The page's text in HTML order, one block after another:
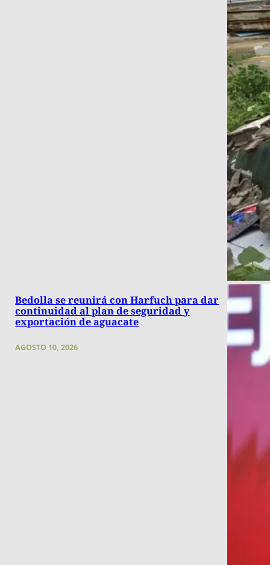
Bedolla se reunirá con Harfuch para dar
continuidad al plan de seguridad y
exportación de aguacate
AGOSTO 10, 2026